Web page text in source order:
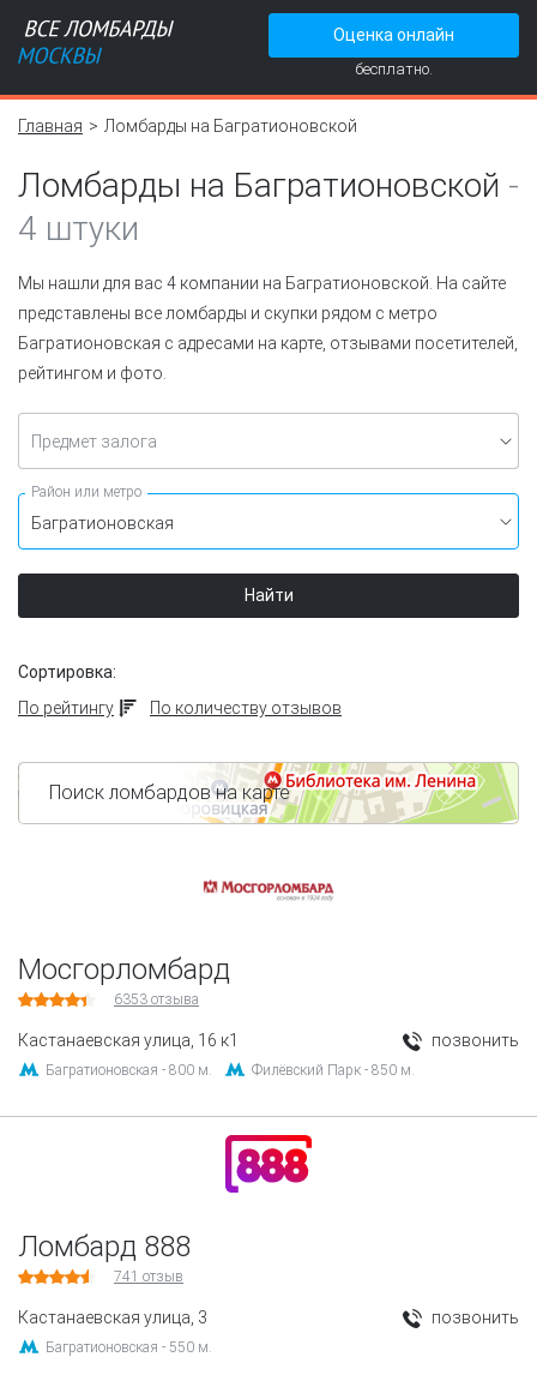
Оценка онлайн
бесплатно.
Главная Ломбарды на Багратионовской
Ломбарды на Багратионовской -
4 штуки
Мы нашли для вас 4 компании на Багратионовской. На сайте
представлены все ломбарды и скупки рядом с метро
Багратионовская с адресами на карте, отзывами посетителей,
рейтингом и фото.
Предмет залога
Район или метро
Багратионовская
Найти
Сортировка:
По рейтингу
По количеству отзывов
Поиск ломбардов на карте
Мосгорломбард
6353 отзыва
позвонить
Кастанаевская улица, 16 к1
Багратионовская - 800 м. Филёвский Парк - 850 м.
Ломбард 888
741 отзыв
позвонить
Кастанаевская улица, 3
Багратионовская - 550 м.